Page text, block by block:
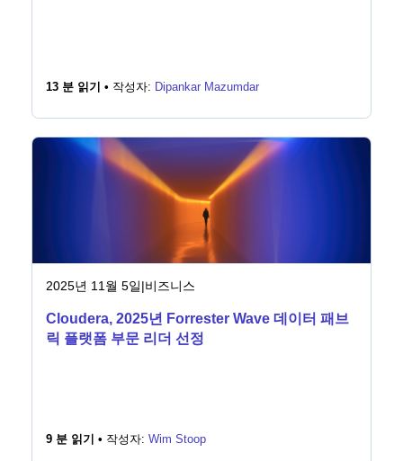
13 분 읽기 • 작성자: Dipankar Mazumdar
2025년 11월 5일|비즈니스
Cloudera, 2025년 Forrester Wave 데이터 패브
릭 플랫폼 부문 리더 선정
9 분 읽기 • 작성자: Wim Stoop